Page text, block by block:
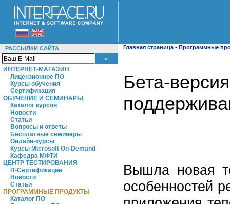
РАССЫЛКИ САЙТА
ИНТЕРНЕТ-МАГАЗИН
Лицензионное ПО
Курсы обучения
Сертификация
ОБУЧЕНИЕ И СЕМИНАРЫ
Каталог курсов
Новости
Статьи
Вопросы и ответы
Бесплатные семинары
Онлайн-курсы
Курсы Microsoft On-Demand
Кафедра МФТИ
ЦЕНТР ТЕСТИРОВАНИЯ
IT-Сертификации
Новости
Статьи
ПРОГРАММНЫЕ ПРОДУКТЫ
Каталог ПО
Главная страница - Программные
Бета-
Вышла новая
особенностей